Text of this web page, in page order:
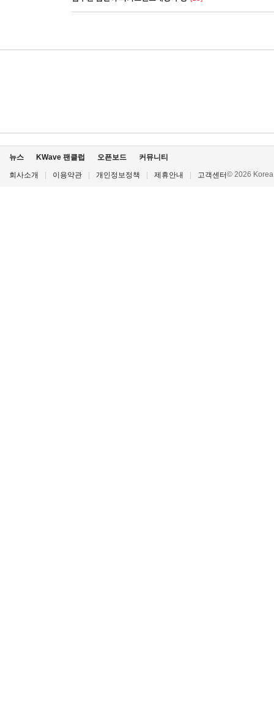
뉴스 KWave 팬클럽 오픈보드 커뮤니티
회사소개 이용약관 개인정보정책 제휴안내 고객센터© 2026